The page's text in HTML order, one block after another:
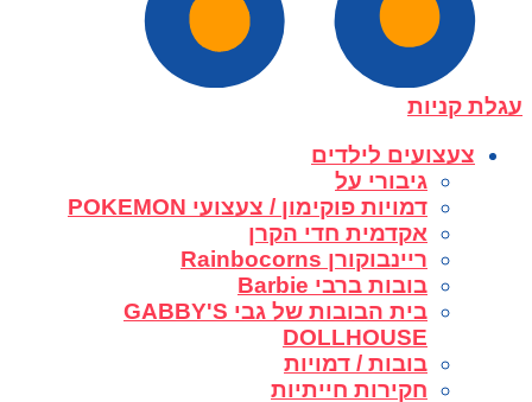
עגלת קניות
צעצועים לילדים
גיבורי על
דמויות פוקימון / צעצועי POKEMON
אקדמית חדי הקרן
ריינבוקורן Rainbocorns
בובות ברבי Barbie
בית הבובות של גבי GABBY'S
DOLLHOUSE
בובות / דמויות
חקירות חייתיות